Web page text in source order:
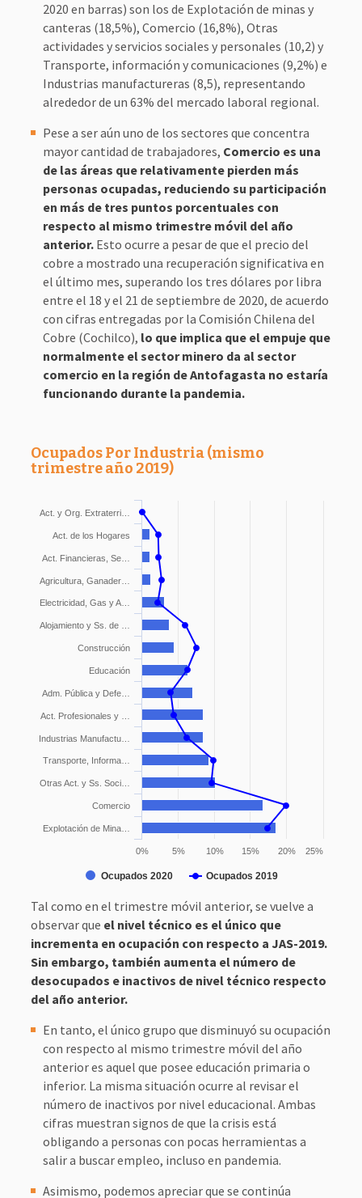
2020 en barras) son los de Explotación de minas y
canteras (18,5%), Comercio (16,8%), Otras
actividades y servicios sociales y personales (10,2) y
Transporte, información y comunicaciones (9,2%) e
Industrias manufactureras (8,5), representando
alrededor de un 63% del mercado laboral regional.
Pese a ser aún uno de los sectores que concentra
mayor cantidad de trabajadores, Comercio es una
de las áreas que relativamente pierden más
personas ocupadas, reduciendo su participación
en más de tres puntos porcentuales con
respecto al mismo trimestre móvil del año
anterior.Esto ocurre a pesar de que el precio del
cobre a mostrado una recuperación significativa en
el último mes, superando los tres dólares por libra
entre el 18 y el 21 de septiembre de 2020, de acuerdo
con cifras entregadas por la Comisión Chilena del
Cobre (Cochilco), lo que implica que el empuje que
normalmente el sector minero da al sector
comercio en la región de Antofagasta no estaría
funcionando durante la pandemia.
Ocupados Por Industria(mismo
trimestre año 2019)
Ocupados 2020 Ocupados 2019
Act. y Org. Extraterri…
Act. de los Hogares
Act. Financieras, Se…
Agricultura, Ganader…
Electricidad, Gas y A…
Alojamiento y Ss. de …
Construcción
Educación
Adm. Pública y Defe…
Act. Profesionales y …
Industrias Manufactu…
Transporte, Informa…
Otras Act. y Ss. Soci…
Comercio
Explotación de Mina…
0% 5% 10% 15% 20% 25%
Tal como en el trimestre móvil anterior, se vuelve a
observar que el nivel técnico es el único que
incrementa en ocupación con respecto a JAS-2019.
Sin embargo, también aumenta el número de
desocupados e inactivos de nivel técnico respecto
del año anterior.
En tanto, el único grupo que disminuyó su ocupación
con respecto al mismo trimestre móvil del año
anterior es aquel que posee educación primaria o
inferior. La misma situación ocurre al revisar el
número de inactivos por nivel educacional. Ambas
cifras muestran signos de que la crisis está
obligando a personas con pocas herramientas a
salir a buscar empleo, incluso en pandemia.
Asimismo, podemos apreciar que se continúa